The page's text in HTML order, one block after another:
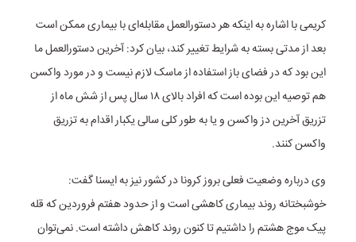
کریمی با اشاره به اینکه هر دستورالعمل مقابله‌ای با بیماری ممکن است
بعد از مدتی بسته به شرایط تغییر کند، بیان کرد: آخرین دستورالعمل ما
این بود که در فضای باز استفاده از ماسک لازم نیست و در مورد واکسن
هم توصیه این بوده است که افراد بالای ۱۸ سال پس از شش ماه از
تزریق آخرین دز واکسن و یا به طور کلی سالی یکبار اقدام به تزریق
واکسن کنند.
وی درباره وضعیت فعلی بروز کرونا در کشور نیز به ایسنا گفت:
خوشبختانه روند بیماری کاهشی است و از حدود هفتم فروردین که قله
پیک موج هشتم را داشتیم تا کنون روند کاهش داشته است. نمی‌توان